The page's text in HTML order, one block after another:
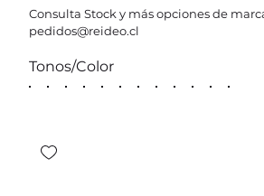
Consulta Stock y más opciones de
pedidos@reideo.cl
Tonos/Color